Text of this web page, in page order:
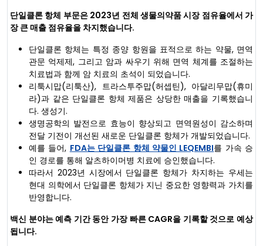
단일클론 항체 부문은 2023년 전체 생물의약품 시장 점유율에서 가
장 큰 매출 점유율을 차지했습니다.
단일클론 항체는 특정 종양 항원을 표적으로 하는 약물, 면역
관문 억제제, 그리고 암과 싸우기 위해 면역 체계를 조절하는
치료법과 함께 암 치료의 초석이 되었습니다.
리툭시맙(리툭산), 트라스투주맙(허셉틴), 아달리무맙(휴미
라)과 같은 단일클론 항체 제품은 상당한 매출을 기록했습니
다. 생성기.
생명공학의 발전으로 효능이 향상되고 면역원성이 감소하며
전달 기전이 개선된 새로운 단일클론 항체가 개발되었습니다.
예를 들어, FDA는 단일클론 항체 약물인 LEQEMBI를 가속 승
인 경로를 통해 알츠하이머병 치료에 승인했습니다.
따라서 2023년 시장에서 단일클론 항체가 차지하는 우세는
현대 의학에서 단일클론 항체가 지닌 중요한 영향력과 가치를
반영합니다.
백신 분야는 예측 기간 동안 가장 빠른 CAGR을 기록할 것으로 예상
됩니다.